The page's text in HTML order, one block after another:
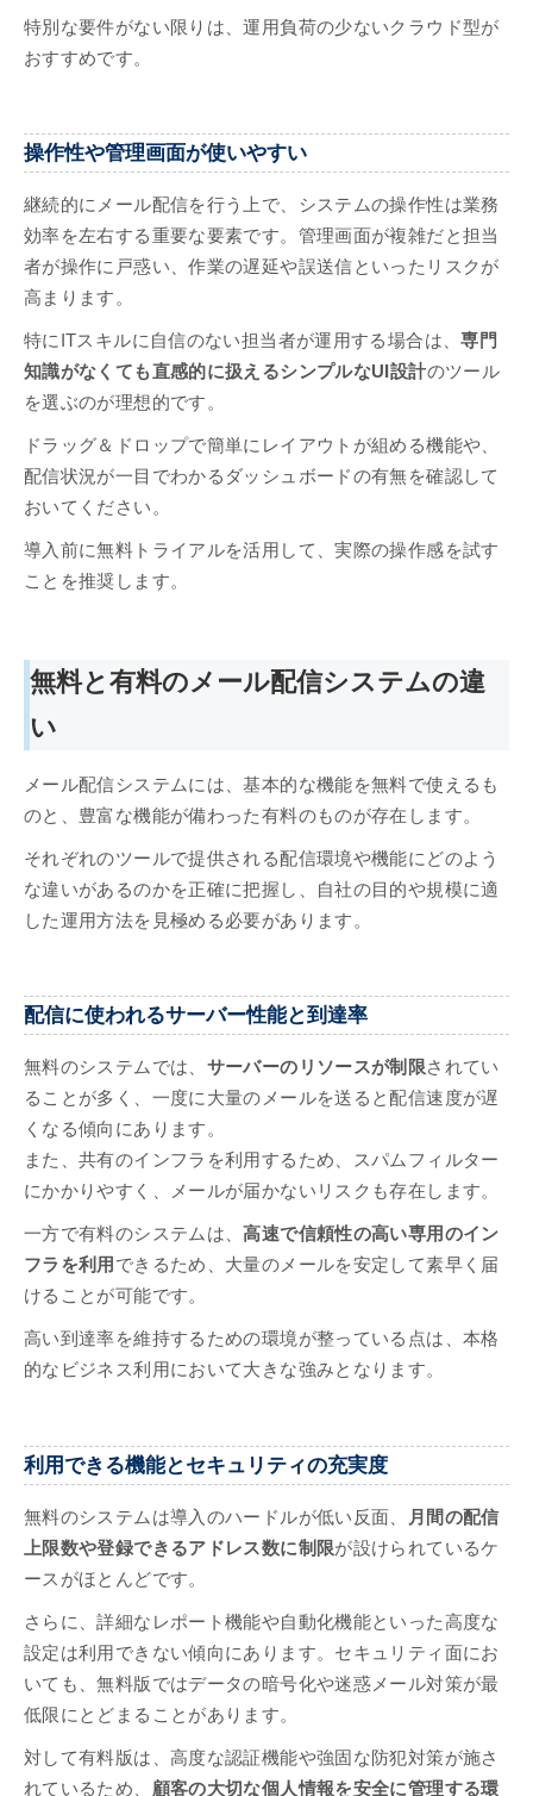
特別な要件がない限りは、運用負荷の少ないクラウド型が
おすすめです。
操作性や管理画面が使いやすい
継続的にメール配信を行う上で、システムの操作性は業務
効率を左右する重要な要素です。管理画面が複雑だと担当
者が操作に戸惑い、作業の遅延や誤送信といったリスクが
高まります。
特にITスキルに自信のない担当者が運用する場合は、専門
知識がなくても直感的に扱えるシンプルなUI設計のツール
を選ぶのが理想的です。
ドラッグ＆ドロップで簡単にレイアウトが組める機能や、
配信状況が一目でわかるダッシュボードの有無を確認して
おいてください。
導入前に無料トライアルを活用して、実際の操作感を試す
ことを推奨します。
無料と有料のメール配信システムの違
い
メール配信システムには、基本的な機能を無料で使えるも
のと、豊富な機能が備わった有料のものが存在します。
それぞれのツールで提供される配信環境や機能にどのよう
な違いがあるのかを正確に把握し、自社の目的や規模に適
した運用方法を見極める必要があります。
配信に使われるサーバー性能と到達率
無料のシステムでは、 サーバーのリソースが制限されてい
ることが多く、一度に大量のメールを送ると配信速度が遅
くなる傾向にあります。
また、共有のインフラを利用するため、スパムフィルター
にかかりやすく、メールが届かないリスクも存在します。
一方で有料のシステムは、高速で信頼性の高い専用のイン
フラを利用 できるため、大量のメールを安定して素早く届
けることが可能です。
高い到達率を維持するための環境が整っている点は、本格
的なビジネス利用において大きな強みとなります。
利用できる機能とセキュリティの充実度
無料のシステムは導入のハードルが低い反面、
月間の配信
上限数や登録できるアドレス数に制限が設けられているケ
ースがほとんどです。
さらに、詳細なレポート機能や自動化機能といった高度な
設定は利用できない傾向にあります。セキュリティ面にお
いても、無料版ではデータの暗号化や迷惑メール対策が最
低限にとどまることがあります。
対して有料版は、高度な認証機能や強固な防犯対策が施さ
れているため、 顧客の大切な個人情報を安全に管理する環